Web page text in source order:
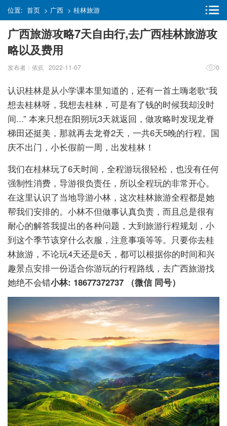
位置: 首页 > 广西 > 桂林旅游
广西旅游攻略7天自由行,去广西桂林旅游攻
略以及费用
发布者：依疚 2022-11-07 0
认识桂林是从小学课本里知道的，还有一首土嗨老歌“我
想去桂林呀，我想去桂林，可是有了钱的时候我却没时
间...” 本来只想在阳朔玩3天就返回，做攻略时发现龙脊
梯田还挺美，那就再去龙脊2天，一共6天5晚的行程。国
庆不出门，小长假前一周，出发桂林！
我们在桂林玩了6天时间，全程游玩很轻松，也没有任何
强制性消费，导游很负责任，所以全程玩的非常开心。
在这里认识了当地导游小林，这次桂林旅游全程都是她
帮我们安排的。小林不但做事认真负责，而且总是很有
耐心的解答我提出的各种问题，大到旅游行程规划，小
到这个季节该穿什么衣服，注意事项等等。只要你去桂
林旅游，不论玩4天还是6天，都可以根据你的时间和兴
趣景点安排一份适合你游玩的行程路线，去广西旅游找
她绝不会错小林: 18677372737 （微信 同号）